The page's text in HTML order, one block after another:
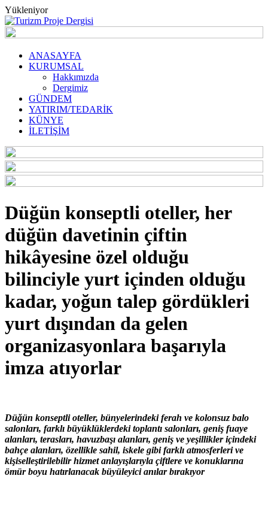
Yükleniyor
ANASAYFA
KURUMSAL
Hakkımızda
Dergimiz
GÜNDEM
YATIRIM/TEDARİK
KÜNYE
İLETİŞİM
Düğün konseptli oteller, her
düğün davetinin çiftin
hikâyesine özel olduğu
bilinciyle yurt içinden olduğu
kadar, yoğun talep gördükleri
yurt dışından da gelen
organizasyonlara başarıyla
imza atıyorlar
Düğün konseptli oteller, bünyelerindeki ferah ve kolonsuz balo
salonları, farklı büyüklüklerdeki toplantı salonları, geniş fuaye
alanları, terasları, havuzbaşı alanları, geniş ve yeşillikler içindeki
bahçe alanları, özellikle sahil, iskele gibi farklı atmosferleri ve
kişiselleştirilebilir hizmet anlayışlarıyla çiftlere ve konuklarına
ömür boyu hatırlanacak büyüleyici anılar bırakıyor